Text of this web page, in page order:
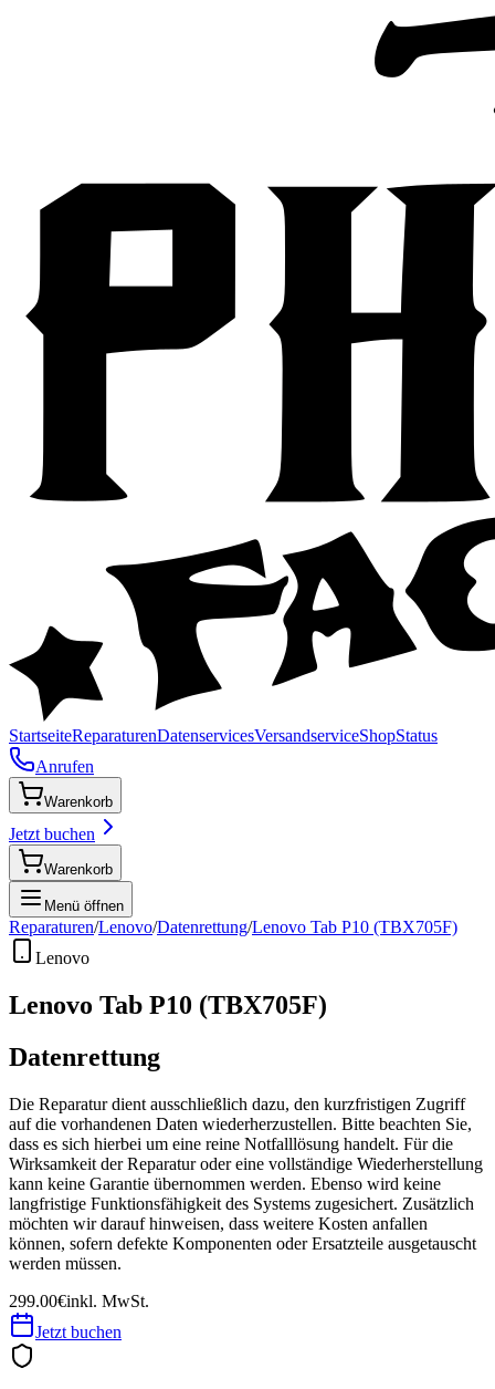
StartseiteReparaturenDatenservicesVersandserviceShopStatus
Anrufen
Warenkorb
Jetzt buchen
Warenkorb
Menü öffnen
Reparaturen/Lenovo/Datenrettung/Lenovo Tab P10 (TBX705F)
Lenovo
Lenovo Tab P10 (TBX705F)
Datenrettung
Die Reparatur dient ausschließlich dazu, den kurzfristigen Zugriff
auf die vorhandenen Daten wiederherzustellen. Bitte beachten Sie,
dass es sich hierbei um eine reine Notfalllösung handelt. Für die
Wirksamkeit der Reparatur oder eine vollständige Wiederherstellung
kann keine Garantie übernommen werden. Ebenso wird keine
langfristige Funktionsfähigkeit des Systems zugesichert. Zusätzlich
möchten wir darauf hinweisen, dass weitere Kosten anfallen
können, sofern defekte Komponenten oder Ersatzteile ausgetauscht
werden müssen.
299.00€inkl. MwSt.
Jetzt buchen